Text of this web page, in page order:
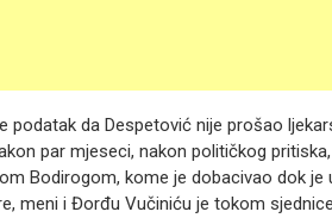
podatak da Despetović nije prošao
par mjeseci, nakon političkog
Bodirogom, kome je dobacivao dok
meni i Đorđu Vučiniću je tokom